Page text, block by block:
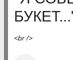
<br />